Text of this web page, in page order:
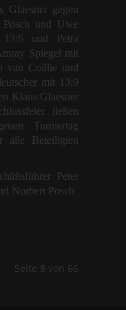
gegen
und Uwe
und Petra
Spiegel mit
van Coillie und
mit 13:9
Klaus Glaesner
ließen
Turniertag
alle Beteiligten
Peter
Norbert Posch
Seite 8 von 66